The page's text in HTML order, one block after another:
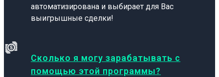
автоматизирована и выбирает для Вас
выигрышные сделки!
Сколько я могу зарабатывать с
помощью этой программы?